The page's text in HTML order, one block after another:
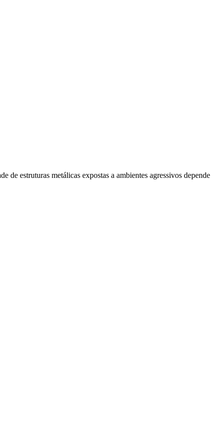
de estruturas metálicas expostas a ambientes agressivos depende